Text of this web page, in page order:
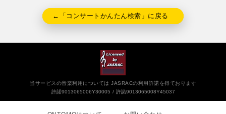
←「コンサートかんたん検索」に戻る
当サービスの音楽利用については JASRACの利用許諾を得ております
許諾9013065006Y30005
許諾9013065008Y45037